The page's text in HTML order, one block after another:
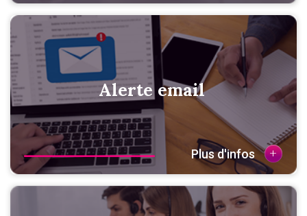
Alerte email
Plus d'infos +